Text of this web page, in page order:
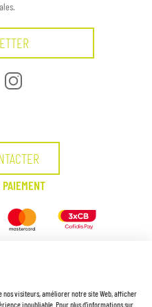
nos visiteurs, améliorer notre site Web, afficher
inoubliable. Pour plus d'informations sur